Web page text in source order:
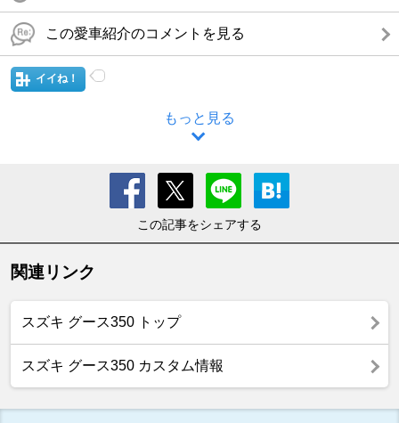
この愛車紹介のコメントを見る
イイね！
もっと見る
この記事をシェアする
関連リンク
スズキ グース350 トップ
スズキ グース350 カスタム情報